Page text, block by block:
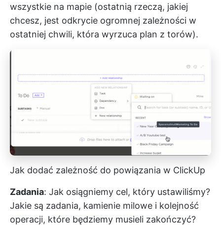
wszystkie na mapie (ostatnią rzeczą, jakiej
chcesz, jest odkrycie ogromnej zależności w
ostatniej chwili, która wyrzuca plan z torów).
Jak dodać zależność do powiązania w ClickUp
Zadania: Jak osiągniemy cel, który ustawiliśmy?
Jakie są zadania, kamienie milowe i kolejność
operacji, które będziemy musieli zakończyć?